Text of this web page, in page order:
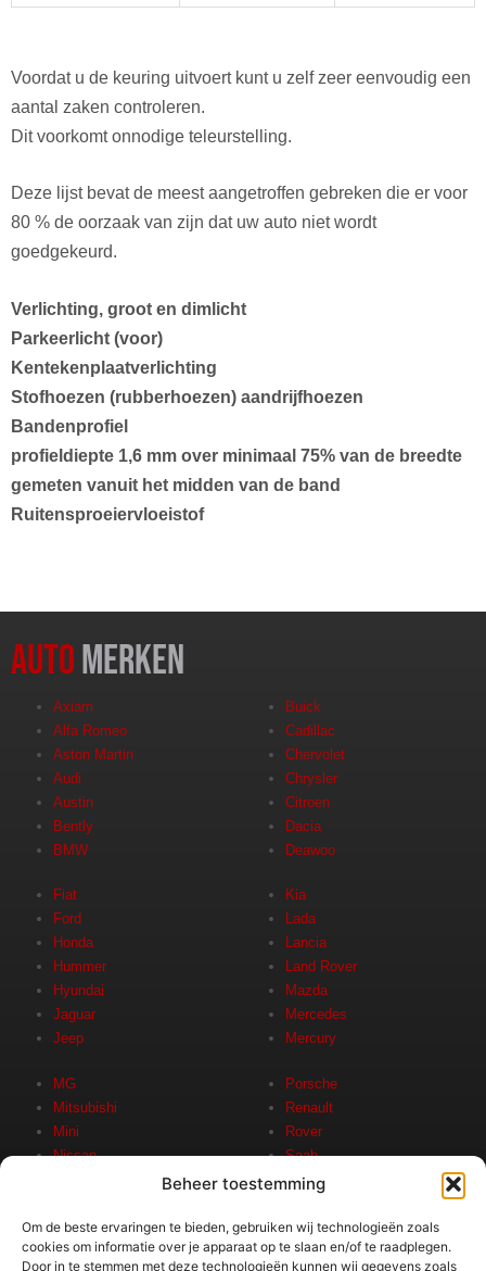
Beheer toestemming
Om de beste ervaringen te bieden, gebruiken wij technologieën zoals
cookies om informatie over je apparaat op te slaan en/of te raadplegen.
Door in te stemmen met deze technologieën kunnen wij gegevens zoals
Voordat u de keuring uitvoert kunt u zelf zeer eenvoudig een
aantal zaken controleren.
Dit voorkomt onnodige teleurstelling.
Deze lijst bevat de meest aangetroffen gebreken die er voor
80 % de oorzaak van zijn dat uw auto niet wordt
goedgekeurd.
Verlichting, groot en dimlicht
Parkeerlicht (voor)
Kentekenplaatverlichting
Stofhoezen (rubberhoezen) aandrijfhoezen
Bandenprofiel
profieldiepte 1,6 mm over minimaal 75% van de breedte
gemeten vanuit het midden van de band
Ruitensproeiervloeistof
AUTOMerken
Axiam
Alfa Romeo
Aston Martin
Audi
Austin
Bently
BMW
Buick
Cadillac
Chervolet
Chrysler
Citroen
Dacia
Deawoo
Fiat
Ford
Honda
Hummer
Hyundai
Jaguar
Jeep
Kia
Lada
Lancia
Land Rover
Mazda
Mercedes
Mercury
MG
Mitsubishi
Mini
Nissan
Pontiac
Porsche
Renault
Rover
Saab
Seat
Smart